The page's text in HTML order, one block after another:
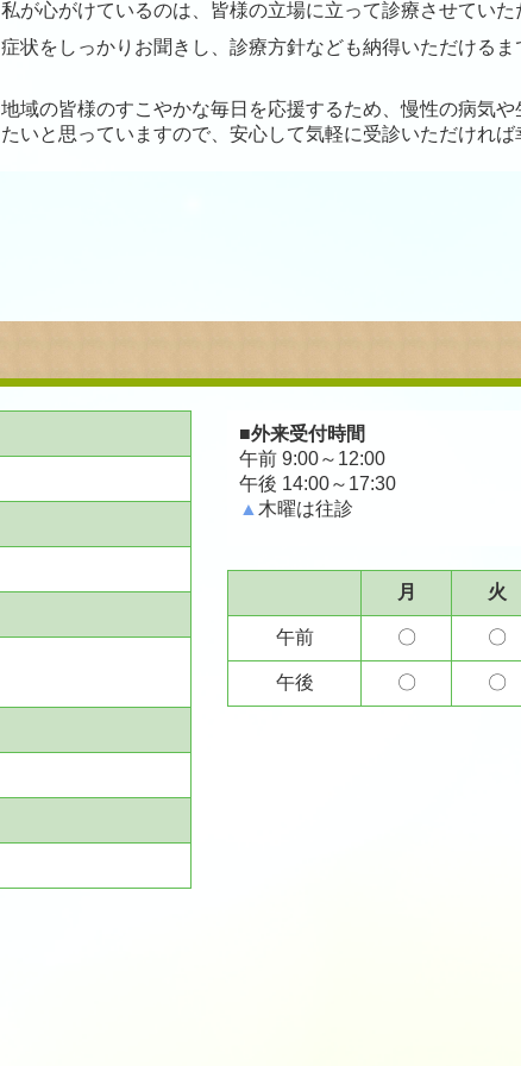
私が心がけているのは、皆様の立場に立って診療させていた
症状をしっかりお聞きし、診療方針なども納得いただけるま
地域の皆様のすこやかな毎日を応援するため、慢性の病気
たいと思っていますので、安心して気軽に受診いただければ
■外来受付時間
午前 9:00～12:00
午後 14:00～17:30
▲木曜は往診
月 火
午前 〇 〇
午後 〇 〇